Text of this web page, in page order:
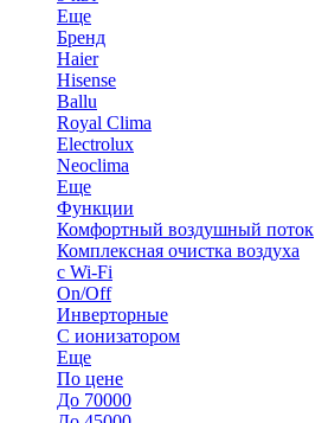
Еще
Бренд
Haier
Hisense
Ballu
Royal Clima
Electrolux
Neoclima
Еще
Функции
Комфортный воздушный поток
Комплексная очистка воздуха
с Wi-Fi
On/Off
Инверторные
С ионизатором
Еще
По цене
До 70000